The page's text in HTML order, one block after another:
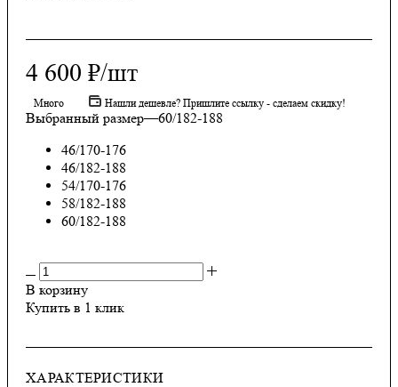
4 600 ₽/шт
Много Нашли дешевле? Пришлите ссылку - сделаем скидку!
Выбранный размер—60/182-188
46/170-176
46/182-188
54/170-176
58/182-188
60/182-188
В корзину
Купить в 1 клик
ХАРАКТЕРИСТИКИ